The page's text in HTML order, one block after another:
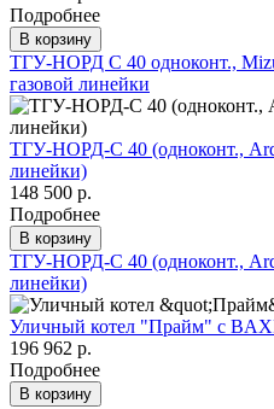
Подробнее
В корзину
ТГУ-НОРД С 40 одноконт.,
газовой линейки
ТГУ-НОРД-С 40 (одноконт.,
линейки)
148 500 р.
Подробнее
В корзину
ТГУ-НОРД-С 40 (одноконт.,
линейки)
Уличный котел "Прайм" с
196 962 р.
Подробнее
В корзину